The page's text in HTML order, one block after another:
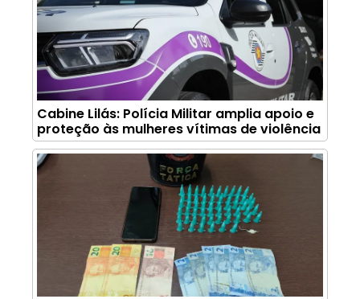
Cabine Lilás: Polícia Militar amplia apoio e
proteção às mulheres vítimas de violência